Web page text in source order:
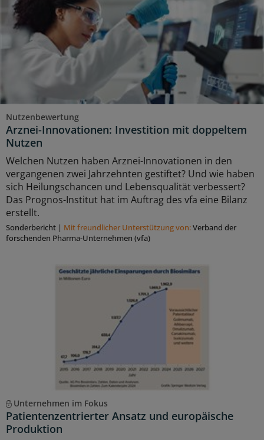
Nutzenbewertung
Arznei-Innovationen: Investition mit doppeltem
Nutzen
Welchen Nutzen haben Arznei-Innovationen in den
vergangenen zwei Jahrzehnten gestiftet? Und wie haben
sich Heilungschancen und Lebensqualität verbessert?
Das Prognos-Institut hat im Auftrag des vfa eine Bilanz
erstellt.
Sonderbericht | Mit freundlicher Unterstützung von:Verband der
forschenden Pharma-Unternehmen (vfa)
Unternehmen im Fokus
Patientenzentrierter Ansatz und europäische
Produktion